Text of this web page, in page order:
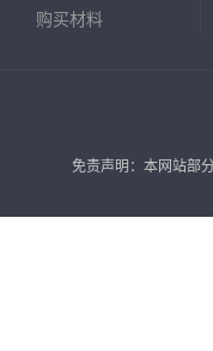
购买材料
免责声明：本网站部